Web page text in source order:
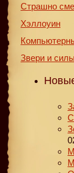
Страшно
Хэллоуин
Звери и